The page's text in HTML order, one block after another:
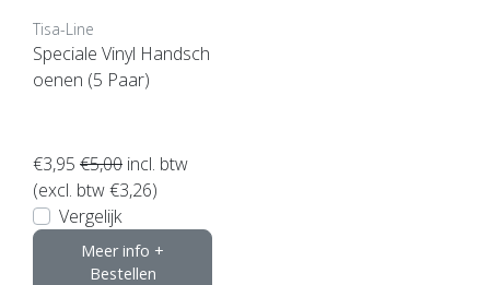
Tisa-Line
Speciale Vinyl Handsch
oenen (5 Paar)
€3,95 €5,00 incl. btw
(excl. btw €3,26)
Vergelijk
Meer info +
Bestellen